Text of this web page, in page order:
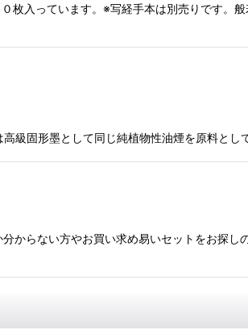
っています。※写経手本は別売りです。般
固形墨として同じ純植物性油煙を原料と
からない方やお買い求め易いセットをお探し